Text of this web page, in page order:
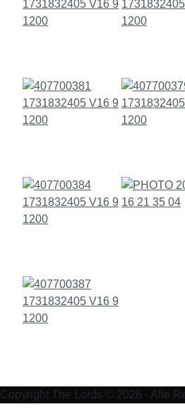
Copyright The Lords © 2026 - Alle